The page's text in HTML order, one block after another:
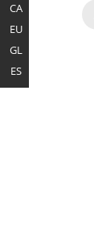
CA
EU
GL
ES